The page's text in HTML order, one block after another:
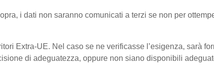
i dati non saranno comunicati a terzi se non per
Extra-UE. Nel caso se ne verificasse l’esigenza, sarà
di adeguatezza, oppure non siano disponibili